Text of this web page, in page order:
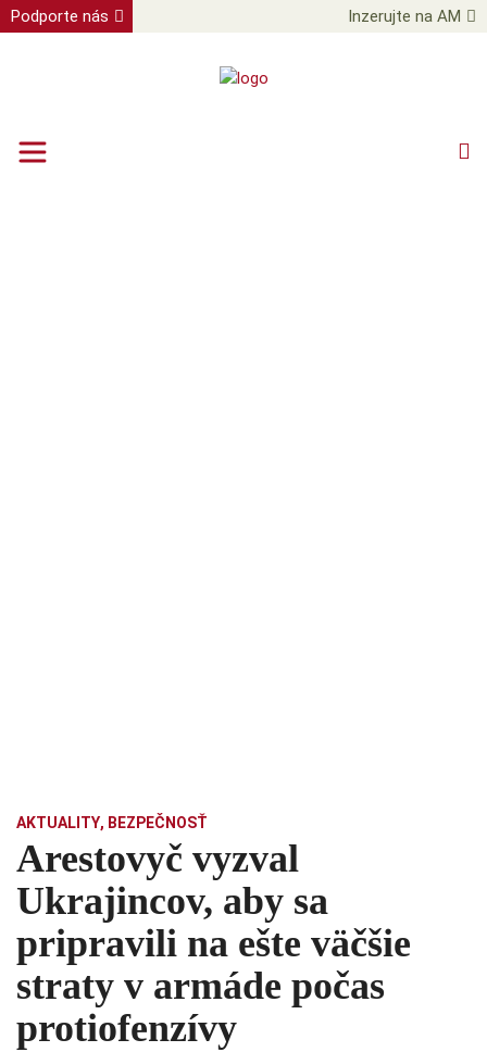
Podporte nás Inzerujte na AM
AKTUALITY, BEZPEČNOSŤ
Arestovyč vyzval
Ukrajincov, aby sa
pripravili na ešte väčšie
straty v armáde počas
protiofenzívy